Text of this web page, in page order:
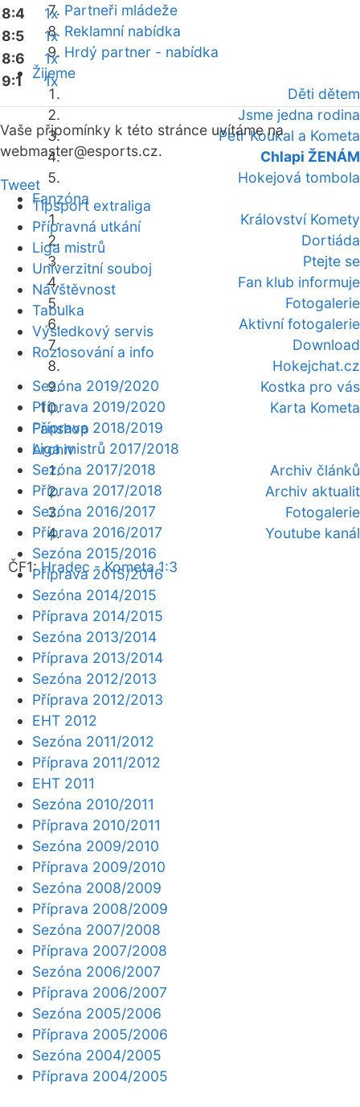
Partneři mládeže
Reklamní nabídka
Hrdý partner - nabídka
Žijeme
Děti dětem
Jsme jedna rodina
Petr Koukal a Kometa
Chlapi ŽENÁM
Hokejová tombola
Fanzóna
Království Komety
Dortiáda
Ptejte se
Fan klub informuje
Fotogalerie
Aktivní fotogalerie
Download
Hokejchat.cz
Kostka pro vás
Karta Kometa
Fanshop
Archiv
Archiv článků
Archiv aktualit
Fotogalerie
Youtube kanál
ČF1:Hradec - Kometa 1:3
8:4
1x
8:5
1x
8:6
1x
9:1
1x
Vaše připomínky k této stránce uvítáme na
webmaster@esports.cz.
Tweet
Tipsport extraliga
Přípravná utkání
Liga mistrů
Univerzitní souboj
Návštěvnost
Tabulka
Výsledkový servis
Rozlosování a info
Sezóna 2019/2020
Příprava 2019/2020
Příprava 2018/2019
Liga mistrů 2017/2018
Sezóna 2017/2018
Příprava 2017/2018
Sezóna 2016/2017
Příprava 2016/2017
Sezóna 2015/2016
Příprava 2015/2016
Sezóna 2014/2015
Příprava 2014/2015
Sezóna 2013/2014
Příprava 2013/2014
Sezóna 2012/2013
Příprava 2012/2013
EHT 2012
Sezóna 2011/2012
Příprava 2011/2012
EHT 2011
Sezóna 2010/2011
Příprava 2010/2011
Sezóna 2009/2010
Příprava 2009/2010
Sezóna 2008/2009
Příprava 2008/2009
Sezóna 2007/2008
Příprava 2007/2008
Sezóna 2006/2007
Příprava 2006/2007
Sezóna 2005/2006
Příprava 2005/2006
Sezóna 2004/2005
Příprava 2004/2005